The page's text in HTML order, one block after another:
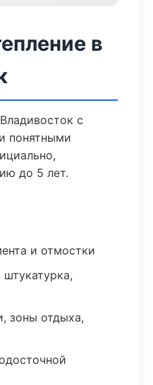
в
с
понятными
до 5 лет.
и отмостки
зоны отдыха,